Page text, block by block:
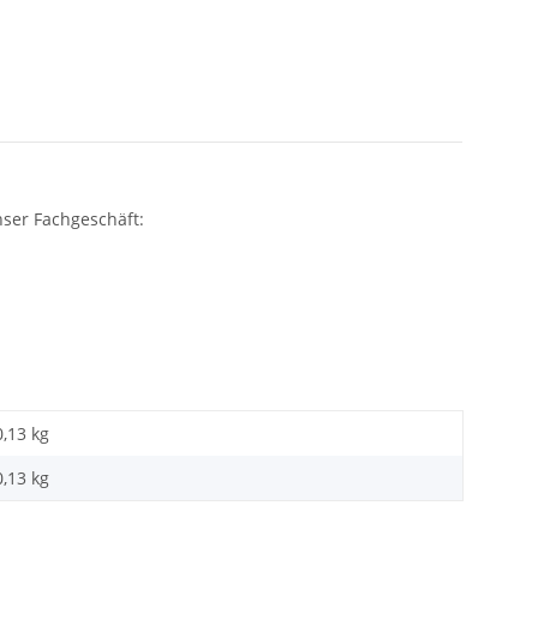
Fachgeschäft:
kg
kg